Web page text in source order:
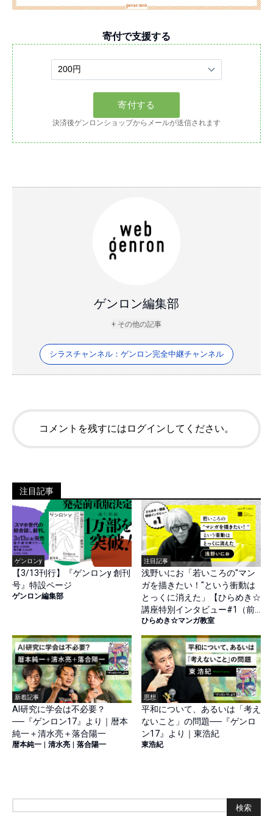
寄付で支援する
決済後ゲンロンショップからメールが送信されます
ゲンロン編集部
+ その他の記事
シラスチャンネル：ゲンロン完全中継チャンネル
コメントを残すにはログインしてください。
注目記事
ゲンロンy
【3/13刊行】『ゲンロンy 創刊
号』特設ページ
ゲンロン編集部
注目記事
浅野いにお「若いころの"マン
ガを描きたい！"という衝動は
とっくに消えた」【ひらめき☆
講座特別インタビュー#1（前
篇）】
ひらめき☆マンガ教室
新着記事
AI研究に学会は不必要？
──『ゲンロン17』より｜暦本
純一＋清水亮＋落合陽一
暦本純一 | 清水亮 | 落合陽一
思想
平和について、あるいは「考え
ないこと」の問題──『ゲンロ
ン17』より｜東浩紀
東浩紀
検索